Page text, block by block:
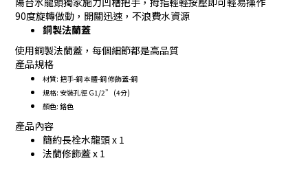
90度旋轉做動，開關迅速，不浪費水資源
銅製法蘭蓋
使用銅製法蘭蓋，每個細節都是高品質
產品規格
材質: 把手-銅 本體-銅 修飾蓋-銅
規格: 安裝孔徑 G1/2” (4分)
顏色: 鉻色
產品內容
簡約長栓水龍頭 x 1
法蘭修飾蓋 x 1